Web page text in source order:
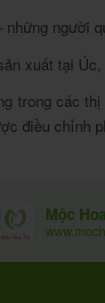
người
xuất tại
trong các
điều chỉnh
Mộc